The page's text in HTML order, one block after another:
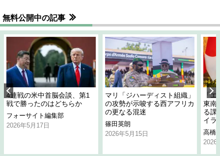
無料公開中の記事
4連戦の米中首脳会談、第1
戦で勝ったのはどちらか
フォーサイト編集部
2026年5月17日
マリ「ジハーディスト組織」
の攻勢が示唆する西アフリカ
の更なる混迷
篠田英朗
2026年5月15日
「
東南
る課
イラ
高橋
2026